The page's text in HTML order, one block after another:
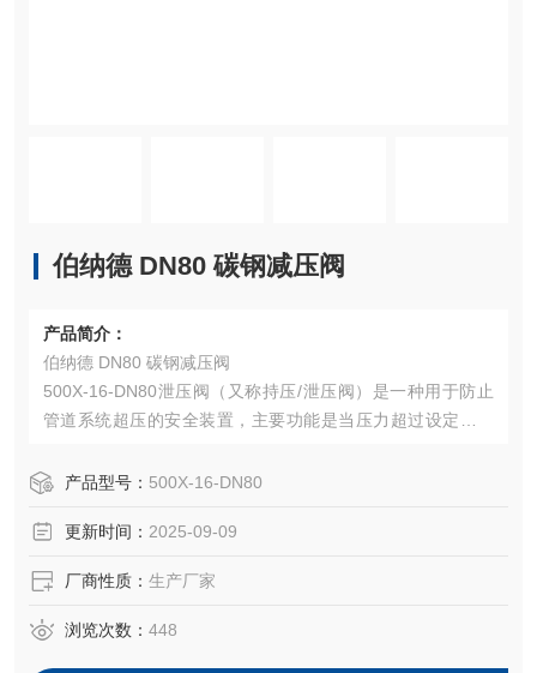
伯纳德 DN80 碳钢减压阀
产品简介：
伯纳德 DN80 碳钢减压阀
500X-16-DN80泄压阀（又称持压/泄压阀）是一种用于防止
管道系统超压的安全装置，主要功能是当压力超过设定值时
产品型号： 500X-16-DN80
更新时间： 2025-09-09
厂商性质： 生产厂家
浏览次数： 448